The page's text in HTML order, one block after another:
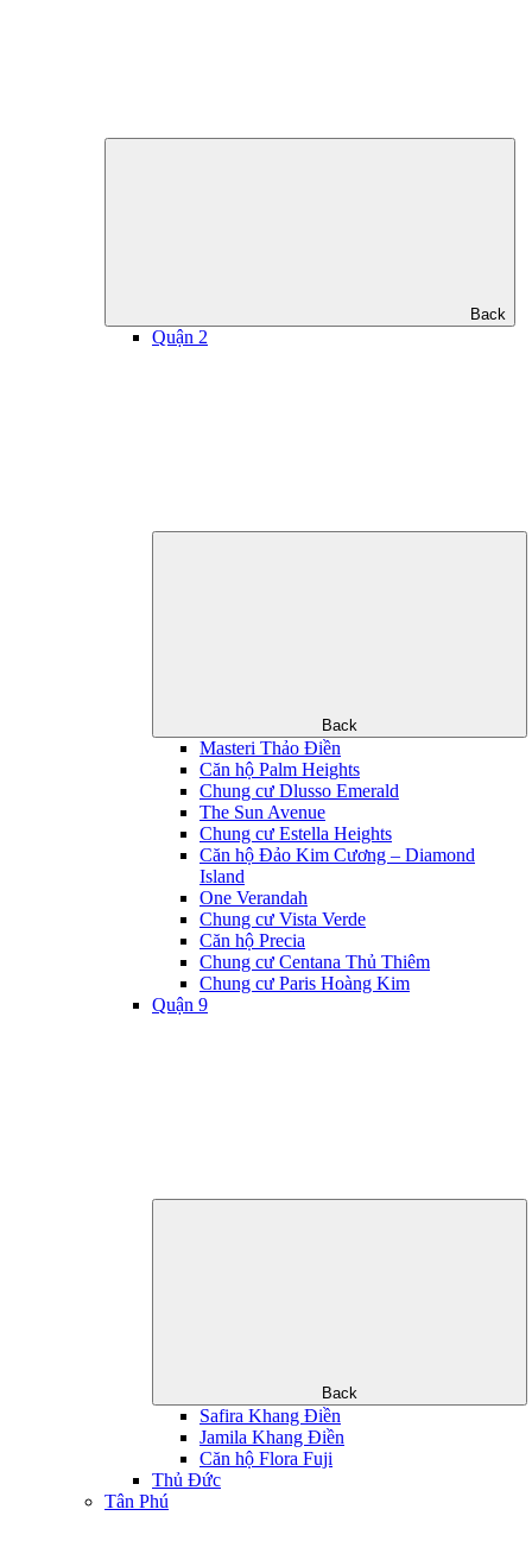
Back
Quận 2
Back
Masteri Thảo Điền
Căn hộ Palm Heights
Chung cư Dlusso Emerald
The Sun Avenue
Chung cư Estella Heights
Căn hộ Đảo Kim Cương – Diamond
Island
One Verandah
Chung cư Vista Verde
Căn hộ Precia
Chung cư Centana Thủ Thiêm
Chung cư Paris Hoàng Kim
Quận 9
Back
Safira Khang Điền
Jamila Khang Điền
Căn hộ Flora Fuji
Thủ Đức
Tân Phú